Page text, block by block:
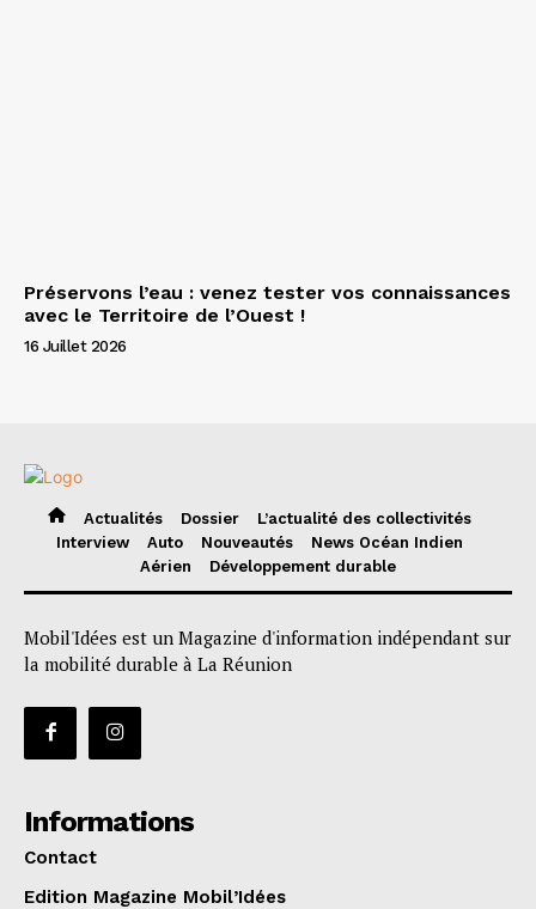
Préservons l’eau : venez tester vos connaissances
avec le Territoire de l’Ouest !
16 Juillet 2026
Actualités Dossier
L’actualité des collectivités
Interview
Auto Nouveautés
News Océan Indien
Aérien
Développement durable
Mobil'Idées est un Magazine d'information indépendant sur
la mobilité durable à La Réunion
Informations
Contact
Edition Magazine Mobil’Idées